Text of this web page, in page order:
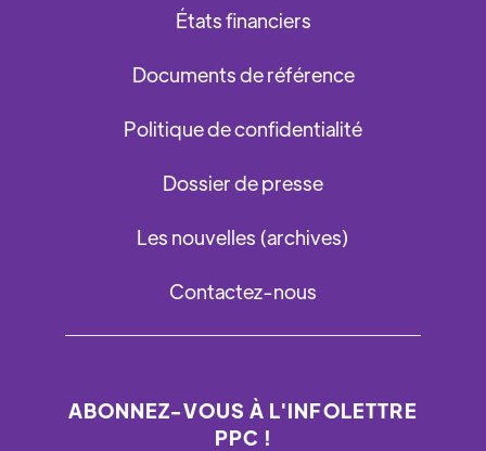
États financiers
Documents de référence
Politique de confidentialité
Dossier de presse
Les nouvelles (archives)
Contactez-nous
ABONNEZ-VOUS À L'INFOLETTRE
PPC !